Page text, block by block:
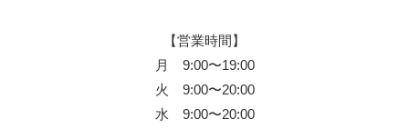
【営業時間】
月 9:00〜19:00
火 9:00〜20:00
水 9:00〜20:00